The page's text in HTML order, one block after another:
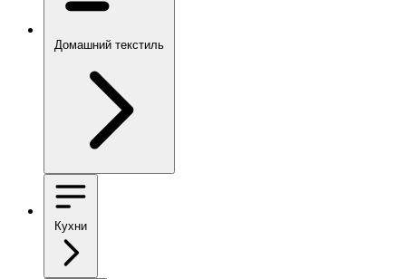
Домашний текстиль
Кухни